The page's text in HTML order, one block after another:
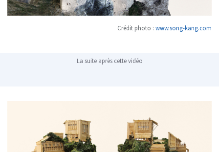
Crédit photo : www.song-kang.com
La suite après cette vidéo